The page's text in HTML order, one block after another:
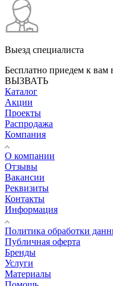
Выезд специалиста
Бесплатно приедем к вам
ВЫЗВАТЬ
Каталог
Акции
Проекты
Распродажа
Компания
О компании
Отзывы
Вакансии
Реквизиты
Контакты
Информация
Политика обработки
Публичная оферта
Бренды
Услуги
Материалы